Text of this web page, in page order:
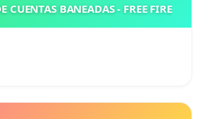
CUENTAS BANEADAS - FREE FIRE